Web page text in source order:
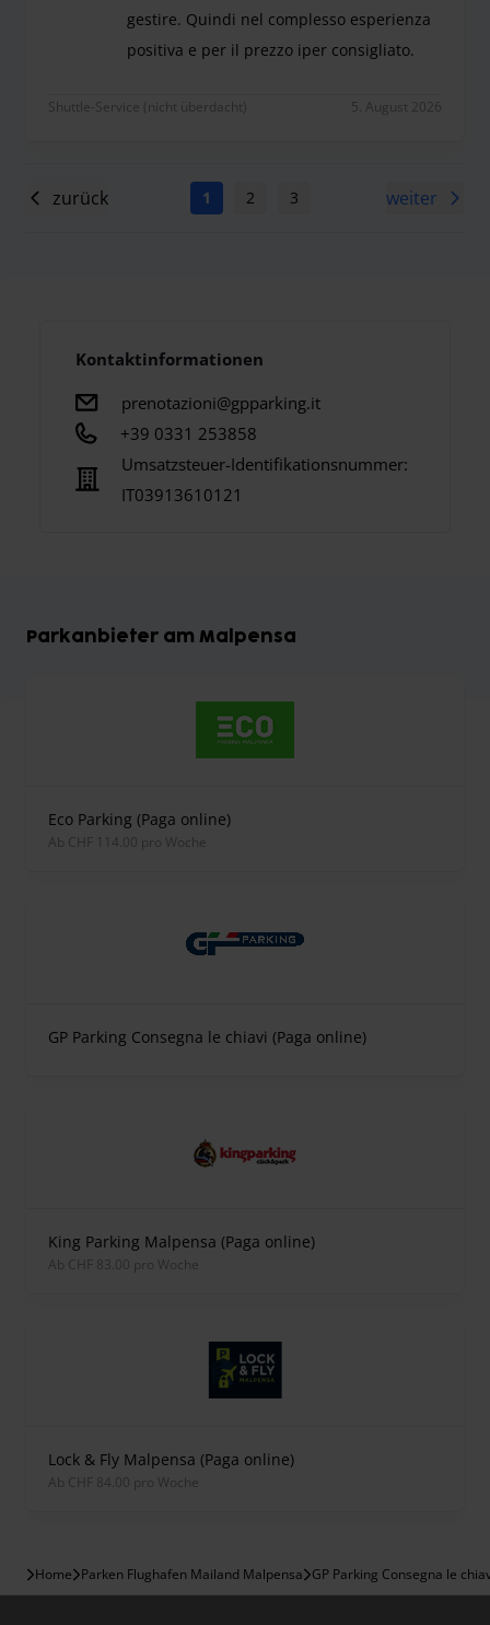
gestire. Quindi nel complesso esperienza
positiva e per il prezzo iper consigliato.
Shuttle-Service (nicht überdacht) 5. August 2026
zurück 1 2 3 6
weiter
Kontaktinformationen
prenotazioni@gpparking.it
+39 0331 253858
Umsatzsteuer-Identifikationsnummer:
IT03913610121
Parkanbieter am Malpensa
Eco Parking (Paga online)
ab CHF 114.00 pro Woche
GP Parking Consegna le chiavi (Paga online)
King Parking Malpensa (Paga online)
ab CHF 83.00 pro Woche
Lock & Fly Malpensa (Paga online)
ab CHF 84.00 pro Woche
Home Parken Flughafen Mailand Malpensa GP Parking Consegna le